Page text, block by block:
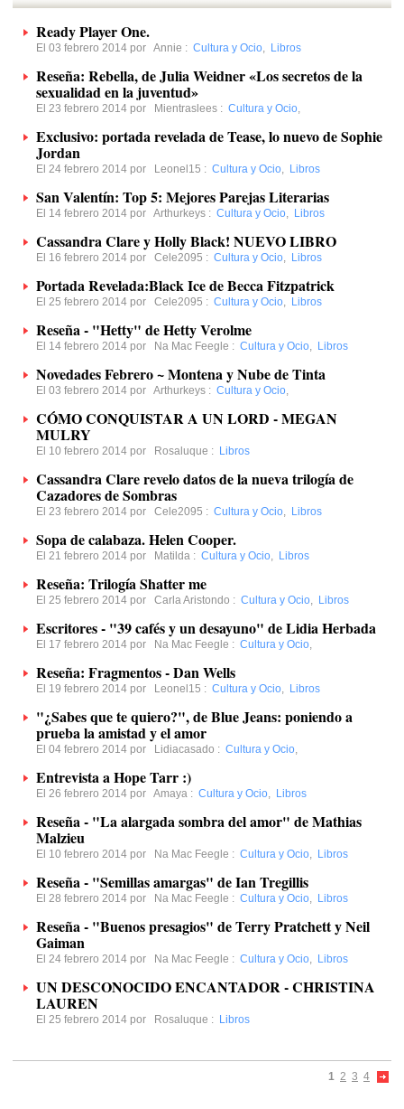
Ready Player One.
El 03 febrero 2014 por Annie : Cultura y Ocio, Libros
Reseña: Rebella, de Julia Weidner «Los secretos de la
sexualidad en la juventud»
El 23 febrero 2014 por Mientraslees : Cultura y Ocio,
Exclusivo: portada revelada de Tease, lo nuevo de Sophie
Jordan
El 24 febrero 2014 por Leonel15 : Cultura y Ocio, Libros
San Valentín: Top 5: Mejores Parejas Literarias
El 14 febrero 2014 por Arthurkeys : Cultura y Ocio, Libros
Cassandra Clare y Holly Black! NUEVO LIBRO
El 16 febrero 2014 por Cele2095 : Cultura y Ocio, Libros
Portada Revelada:Black Ice de Becca Fitzpatrick
El 25 febrero 2014 por Cele2095 : Cultura y Ocio, Libros
Reseña - "Hetty" de Hetty Verolme
El 14 febrero 2014 por Na Mac Feegle : Cultura y Ocio, Libros
Novedades Febrero ~ Montena y Nube de Tinta
El 03 febrero 2014 por Arthurkeys : Cultura y Ocio,
CÓMO CONQUISTAR A UN LORD - MEGAN
MULRY
El 10 febrero 2014 por Rosaluque : Libros
Cassandra Clare revelo datos de la nueva trilogía de
Cazadores de Sombras
El 23 febrero 2014 por Cele2095 : Cultura y Ocio, Libros
Sopa de calabaza. Helen Cooper.
El 21 febrero 2014 por Matilda : Cultura y Ocio, Libros
Reseña: Trilogía Shatter me
El 25 febrero 2014 por Carla Aristondo : Cultura y Ocio, Libros
Escritores - "39 cafés y un desayuno" de Lidia Herbada
El 17 febrero 2014 por Na Mac Feegle : Cultura y Ocio,
Reseña: Fragmentos - Dan Wells
El 19 febrero 2014 por Leonel15 : Cultura y Ocio, Libros
"¿Sabes que te quiero?", de Blue Jeans: poniendo a
prueba la amistad y el amor
El 04 febrero 2014 por Lidiacasado : Cultura y Ocio,
Entrevista a Hope Tarr :)
El 26 febrero 2014 por Amaya : Cultura y Ocio, Libros
Reseña - "La alargada sombra del amor" de Mathias
Malzieu
El 10 febrero 2014 por Na Mac Feegle : Cultura y Ocio, Libros
Reseña - "Semillas amargas" de Ian Tregillis
El 28 febrero 2014 por Na Mac Feegle : Cultura y Ocio, Libros
Reseña - "Buenos presagios" de Terry Pratchett y Neil
Gaiman
El 24 febrero 2014 por Na Mac Feegle : Cultura y Ocio, Libros
UN DESCONOCIDO ENCANTADOR - CHRISTINA
LAUREN
El 25 febrero 2014 por Rosaluque : Libros
1 2 3 4